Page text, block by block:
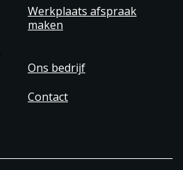
Werkplaats afspraak
maken
Ons bedrijf
Contact